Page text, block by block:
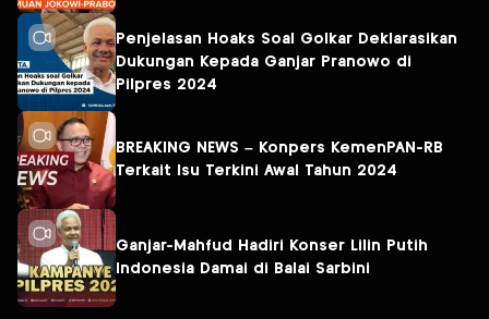
Penjelasan Hoaks Soal Golkar Deklarasikan
Dukungan Kepada Ganjar Pranowo di
Pilpres 2024
BREAKING NEWS – Konpers KemenPAN-RB
Terkait Isu Terkini Awal Tahun 2024
Ganjar-Mahfud Hadiri Konser Lilin Putih
Indonesia Damai di Balai Sarbini